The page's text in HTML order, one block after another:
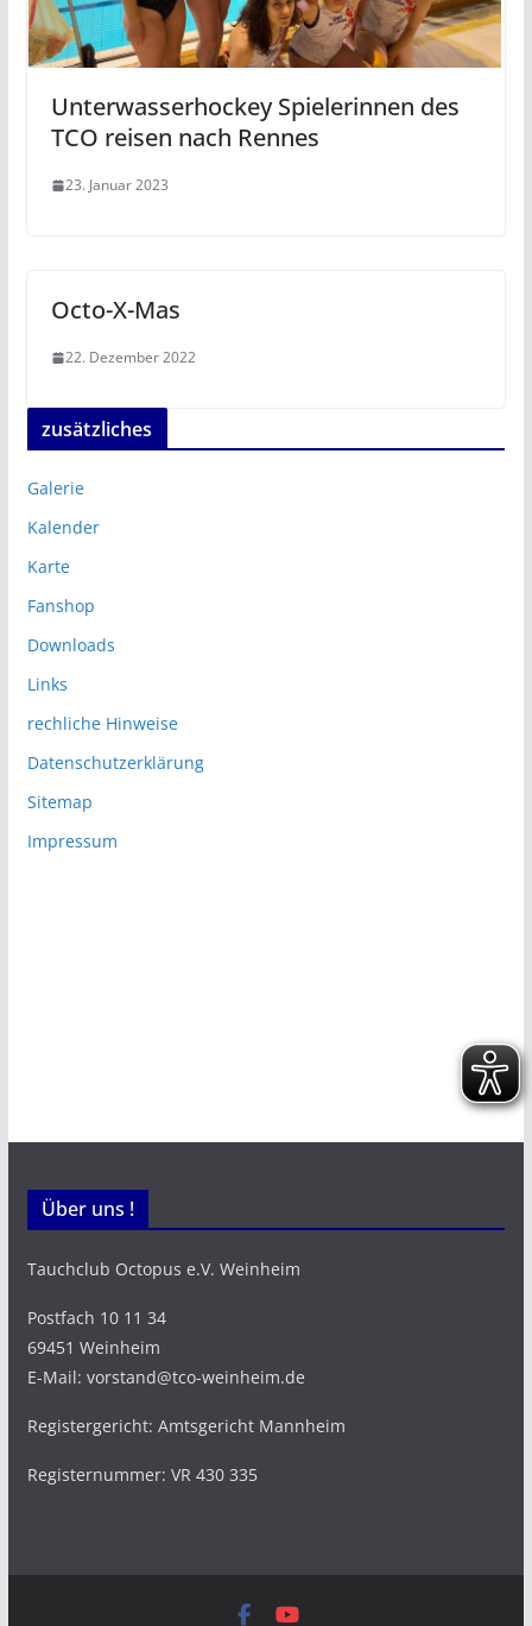
Unterwasserhockey Spielerinnen des
TCO reisen nach Rennes
23. Januar 2023
Octo-X-Mas
22. Dezember 2022
zusätzliches
Galerie
Kalender
Karte
Fanshop
Downloads
Links
rechliche Hinweise
Datenschutzerklärung
Sitemap
Impressum
Über uns !
Tauchclub Octopus e.V. Weinheim
Postfach 10 11 34
69451 Weinheim
E-Mail: vorstand@tco-weinheim.de
Registergericht: Amtsgericht Mannheim
Registernummer: VR 430 335